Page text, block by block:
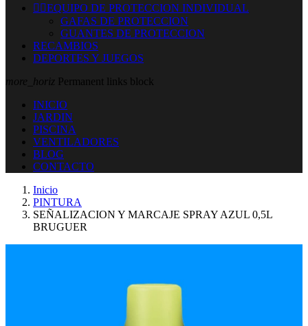
 EQUIPO DE PROTECCION INDIVIDUAL
GAFAS DE PROTECCION
GUANTES DE PROTECCION
RECAMBIOS
DEPORTES Y JUEGOS
more_horiz Permanent links block
INICIO
JARDIN
PISCINA
VENTILADORES
BLOG
CONTACTO
Inicio
PINTURA
SEÑALIZACION Y MARCAJE SPRAY AZUL 0,5L
BRUGUER